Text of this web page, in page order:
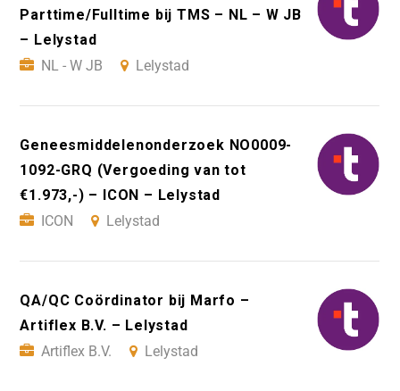
Parttime/Fulltime bij TMS – NL – W JB
– Lelystad
NL - W JB
Lelystad
Geneesmiddelenonderzoek NO0009-
1092-GRQ (Vergoeding van tot
€1.973,-) – ICON – Lelystad
ICON
Lelystad
QA/QC Coördinator bij Marfo –
Artiflex B.V. – Lelystad
Artiflex B.V.
Lelystad